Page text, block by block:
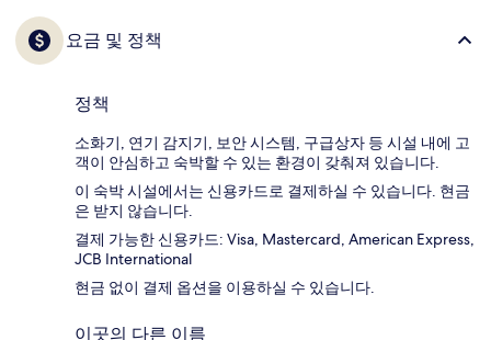
요금 및 정책
정책
소화기, 연기 감지기, 보안 시스템, 구급상자 등 시설 내에 고
객이 안심하고 숙박할 수 있는 환경이 갖춰져 있습니다.
이 숙박 시설에서는 신용카드로 결제하실 수 있습니다. 현금
은 받지 않습니다.
결제 가능한 신용카드: Visa, Mastercard, American Express,
JCB International
현금 없이 결제 옵션을 이용하실 수 있습니다.
이곳의 다른 이름